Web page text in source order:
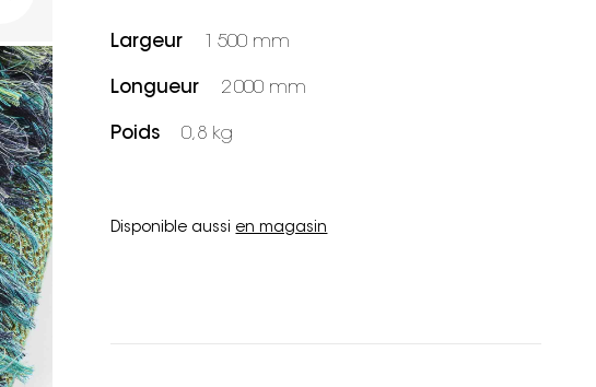
Largeur 1 500 mm
Longueur 2 000 mm
Poids 0,8 kg
Disponible aussi en magasin